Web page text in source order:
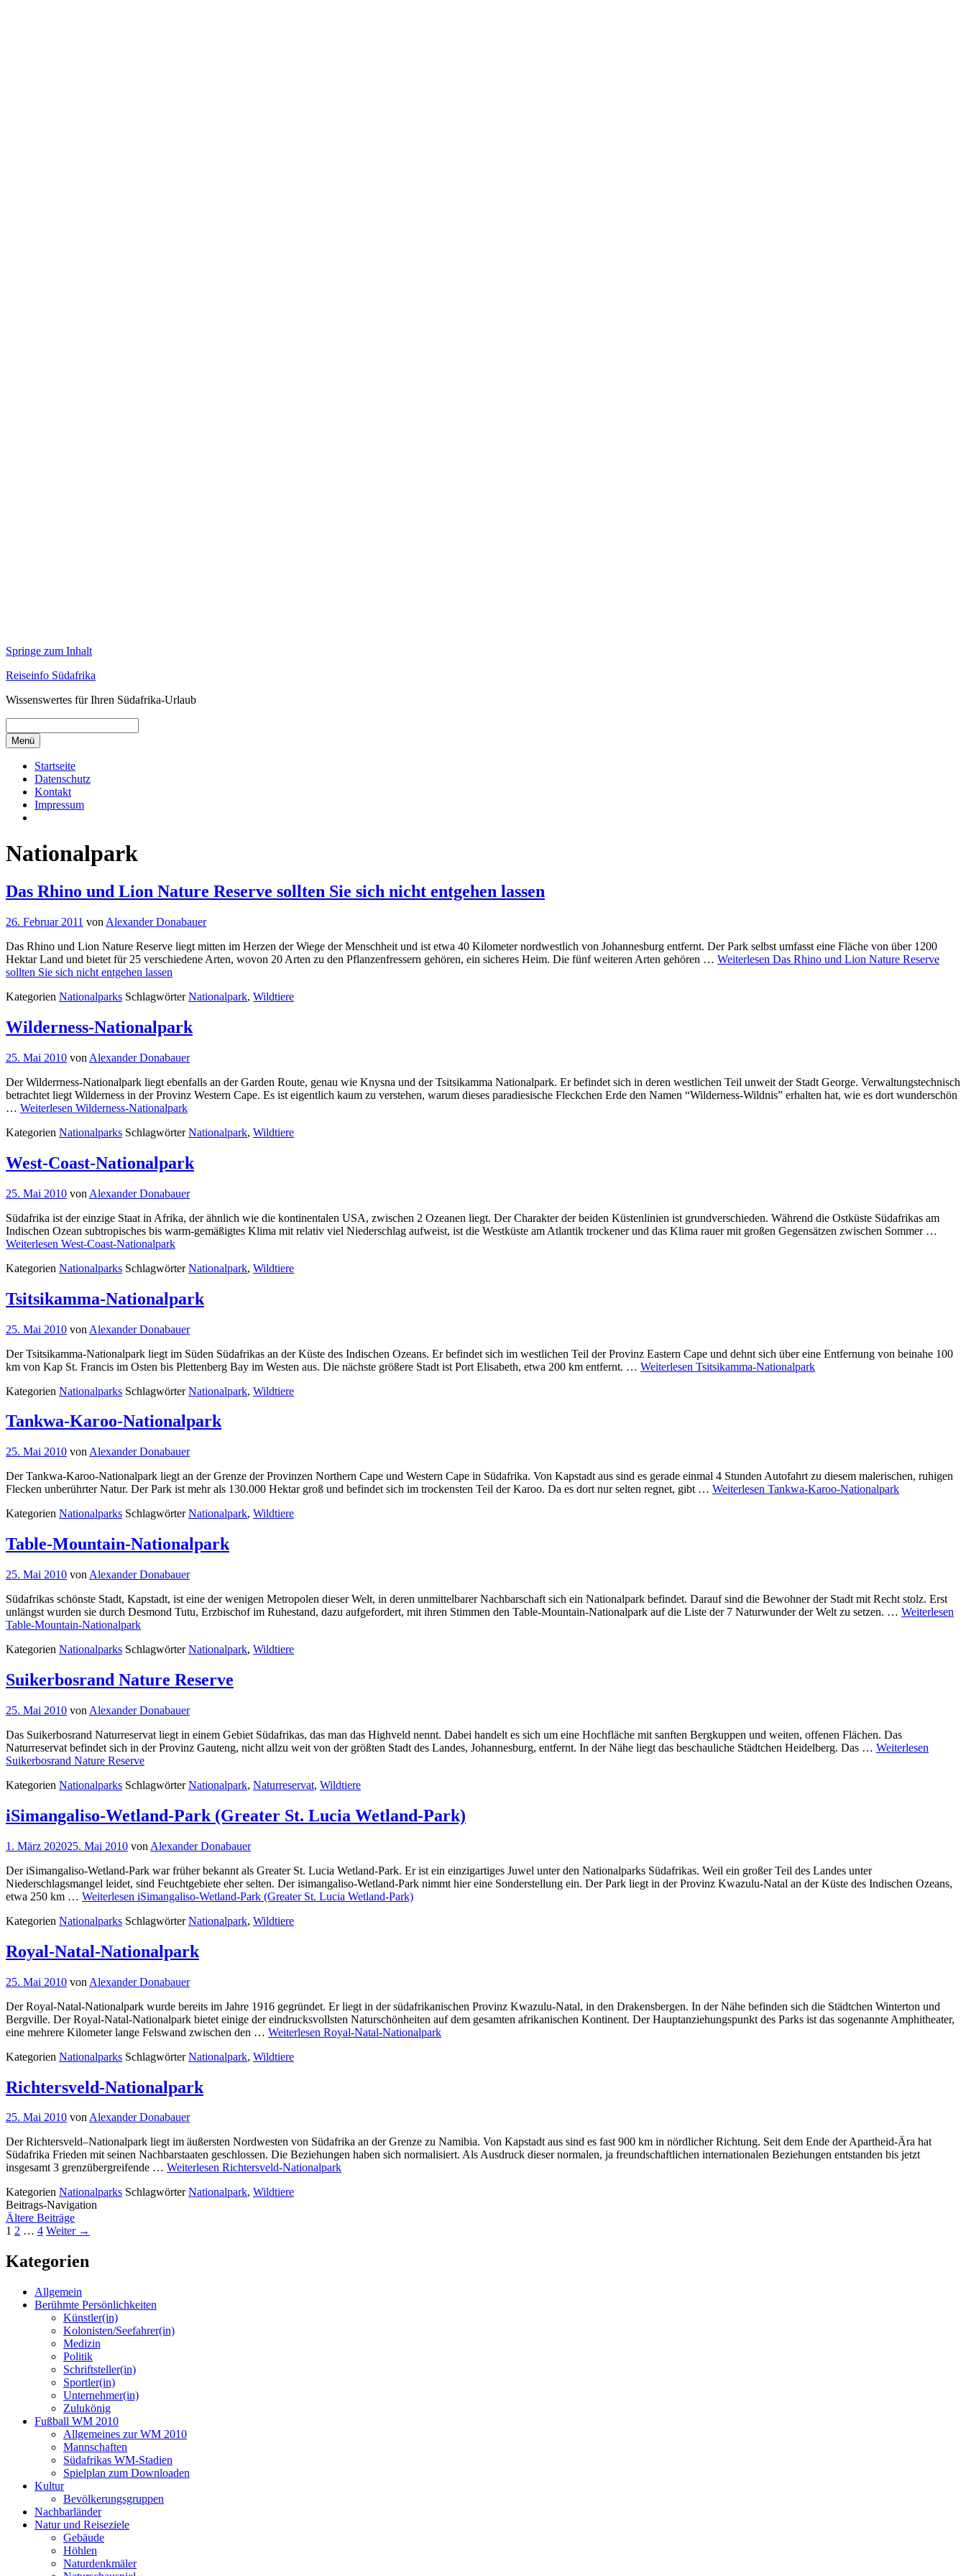
Springe zum Inhalt
Reiseinfo Südafrika
Wissenswertes für Ihren Südafrika-Urlaub
Menü
Startseite
Datenschutz
Kontakt
Impressum
Nationalpark
Das Rhino und Lion Nature Reserve sollten Sie sich nicht entgehen lassen
26. Februar 2011 von Alexander Donabauer
Das Rhino und Lion Nature Reserve liegt mitten im Herzen der Wiege der Menschheit und ist etwa 40 Kilometer nordwestlich von Johannesburg entfernt. Der Park selbst umfasst eine Fläche von über 1200
Hektar Land und bietet für 25 verschiedene Arten, wovon 20 Arten zu den Pflanzenfressern gehören, ein sicheres Heim. Die fünf weiteren Arten gehören … Weiterlesen Das Rhino und Lion Nature Reserve
sollten Sie sich nicht entgehen lassen
Kategorien Nationalparks SchlagwörterNationalpark, Wildtiere
Wilderness-Nationalpark
25. Mai 2010 von Alexander Donabauer
Der Wilderrness-Nationalpark liegt ebenfalls an der Garden Route, genau wie Knysna und der Tsitsikamma Nationalpark. Er befindet sich in deren westlichen Teil unweit der Stadt George. Verwaltungstechnisch
betrachtet liegt Wilderness in der Provinz Western Cape. Es ist eigentlich kaum zu verstehen, warum dieses paradiesische Fleckchen Erde den Namen “Wilderness-Wildnis” erhalten hat, wie es dort wunderschön
… Weiterlesen Wilderness-Nationalpark
Kategorien Nationalparks SchlagwörterNationalpark, Wildtiere
West-Coast-Nationalpark
25. Mai 2010 von Alexander Donabauer
Südafrika ist der einzige Staat in Afrika, der ähnlich wie die kontinentalen USA, zwischen 2 Ozeanen liegt. Der Charakter der beiden Küstenlinien ist grundverschieden. Während die Ostküste Südafrikas am
Indischen Ozean subtropisches bis warm-gemäßigtes Klima mit relativ viel Niederschlag aufweist, ist die Westküste am Atlantik trockener und das Klima rauer mit großen Gegensätzen zwischen Sommer …
Weiterlesen West-Coast-Nationalpark
Kategorien Nationalparks SchlagwörterNationalpark, Wildtiere
Tsitsikamma-Nationalpark
25. Mai 2010 von Alexander Donabauer
Der Tsitsikamma-Nationalpark liegt im Süden Südafrikas an der Küste des Indischen Ozeans. Er befindet sich im westlichen Teil der Provinz Eastern Cape und dehnt sich über eine Entfernung von beinahe 100
km von Kap St. Francis im Osten bis Plettenberg Bay im Westen aus. Die nächste größere Stadt ist Port Elisabeth, etwa 200 km entfernt. … Weiterlesen Tsitsikamma-Nationalpark
Kategorien Nationalparks SchlagwörterNationalpark, Wildtiere
Tankwa-Karoo-Nationalpark
25. Mai 2010 von Alexander Donabauer
Der Tankwa-Karoo-Nationalpark liegt an der Grenze der Provinzen Northern Cape und Western Cape in Südafrika. Von Kapstadt aus sind es gerade einmal 4 Stunden Autofahrt zu diesem malerischen, ruhigen
Flecken unberührter Natur. Der Park ist mehr als 130.000 Hektar groß und befindet sich im trockensten Teil der Karoo. Da es dort nur selten regnet, gibt … Weiterlesen Tankwa-Karoo-Nationalpark
Kategorien Nationalparks SchlagwörterNationalpark, Wildtiere
Table-Mountain-Nationalpark
25. Mai 2010 von Alexander Donabauer
Südafrikas schönste Stadt, Kapstadt, ist eine der wenigen Metropolen dieser Welt, in deren unmittelbarer Nachbarschaft sich ein Nationalpark befindet. Darauf sind die Bewohner der Stadt mit Recht stolz. Erst
unlängst wurden sie durch Desmond Tutu, Erzbischof im Ruhestand, dazu aufgefordert, mit ihren Stimmen den Table-Mountain-Nationalpark auf die Liste der 7 Naturwunder der Welt zu setzen. … Weiterlesen
Table-Mountain-Nationalpark
Kategorien Nationalparks SchlagwörterNationalpark, Wildtiere
Suikerbosrand Nature Reserve
25. Mai 2010 von Alexander Donabauer
Das Suikerbosrand Naturreservat liegt in einem Gebiet Südafrikas, das man das Highveld nennt. Dabei handelt es sich um eine Hochfläche mit sanften Bergkuppen und weiten, offenen Flächen. Das
Naturreservat befindet sich in der Provinz Gauteng, nicht allzu weit von der größten Stadt des Landes, Johannesburg, entfernt. In der Nähe liegt das beschauliche Städtchen Heidelberg. Das … Weiterlesen
Suikerbosrand Nature Reserve
Kategorien Nationalparks SchlagwörterNationalpark, Naturreservat, Wildtiere
iSimangaliso-Wetland-Park (Greater St. Lucia Wetland-Park)
1. März 202025. Mai 2010 von Alexander Donabauer
Der iSimangaliso-Wetland-Park war früher bekannt als Greater St. Lucia Wetland-Park. Er ist ein einzigartiges Juwel unter den Nationalparks Südafrikas. Weil ein großer Teil des Landes unter
Niederschlagsmangel leidet, sind Feuchtgebiete eher selten. Der isimangaliso-Wetland-Park nimmt hier eine Sonderstellung ein. Der Park liegt in der Provinz Kwazulu-Natal an der Küste des Indischen Ozeans,
etwa 250 km … Weiterlesen iSimangaliso-Wetland-Park (Greater St. Lucia Wetland-Park)
Kategorien Nationalparks SchlagwörterNationalpark, Wildtiere
Royal-Natal-Nationalpark
25. Mai 2010 von Alexander Donabauer
Der Royal-Natal-Nationalpark wurde bereits im Jahre 1916 gegründet. Er liegt in der südafrikanischen Provinz Kwazulu-Natal, in den Drakensbergen. In der Nähe befinden sich die Städtchen Winterton und
Bergville. Der Royal-Natal-Nationalpark bietet einige der eindrucksvollsten Naturschönheiten auf dem gesamten afrikanischen Kontinent. Der Hauptanziehungspunkt des Parks ist das sogenannte Amphitheater,
eine mehrere Kilometer lange Felswand zwischen den … Weiterlesen Royal-Natal-Nationalpark
Kategorien Nationalparks SchlagwörterNationalpark, Wildtiere
Richtersveld-Nationalpark
25. Mai 2010 vonAlexander Donabauer
Der Richtersveld–Nationalpark liegt im äußersten Nordwesten von Südafrika an der Grenze zu Namibia. Von Kapstadt aus sind es fast 900 km in nördlicher Richtung. Seit dem Ende der Apartheid-Ära hat
Südafrika Frieden mit seinen Nachbarstaaten geschlossen. Die Beziehungen haben sich normalisiert. Als Ausdruck dieser normalen, ja freundschaftlichen internationalen Beziehungen entstanden bis jetzt
insgesamt 3 grenzübergreifende … Weiterlesen Richtersveld-Nationalpark
Kategorien Nationalparks SchlagwörterNationalpark, Wildtiere
Beitrags-Navigation
Ältere Beiträge
1 2 … 4 Weiter →
Kategorien
Allgemein
Berühmte Persönlichkeiten
Künstler(in)
Kolonisten/Seefahrer(in)
Medizin
Politik
Schriftsteller(in)
Sportler(in)
Unternehmer(in)
Zulukönig
Fußball WM 2010
Allgemeines zur WM 2010
Mannschaften
Südafrikas WM-Stadien
Spielplan zum Downloaden
Kultur
Bevölkerungsgruppen
Nachbarländer
Natur und Reiseziele
Gebäude
Höhlen
Naturdenkmäler